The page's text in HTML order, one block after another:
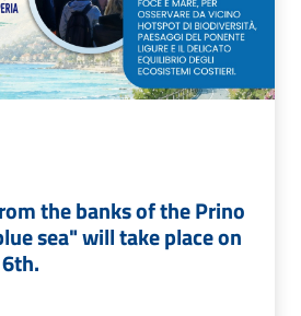
the banks of the Prino
sea" will take place on